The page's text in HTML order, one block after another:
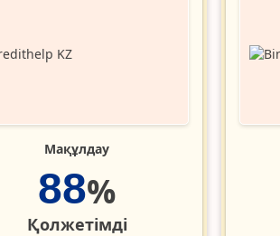
Мақұлдау
88%
Қолжетімді